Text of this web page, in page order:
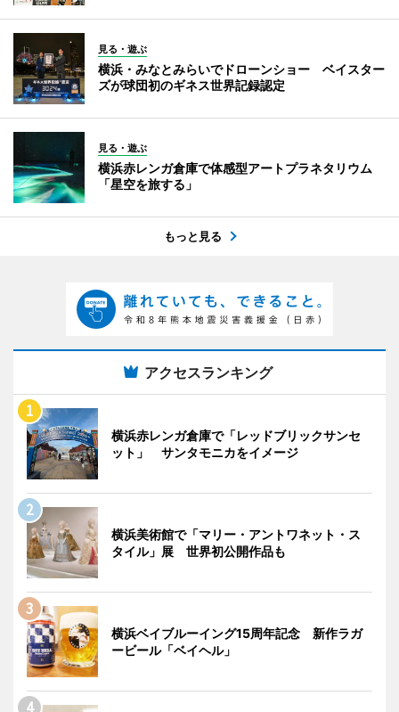
見る・遊ぶ
横浜・みなとみらいでドローンショー ベイスター
ズが球団初のギネス世界記録認定
見る・遊ぶ
横浜赤レンガ倉庫で体感型アートプラネタリウム
「星空を旅する」
もっと見る
アクセスランキング
横浜赤レンガ倉庫で「レッドブリックサンセ
ット」 サンタモニカをイメージ
横浜美術館で「マリー・アントワネット・ス
タイル」展 世界初公開作品も
横浜ベイブルーイング15周年記念 新作ラガ
ービール「ベイヘル」